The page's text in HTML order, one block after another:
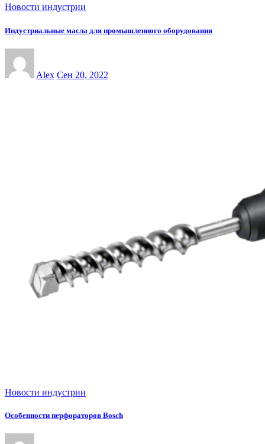
Новости индустрии
Индустриальные масла для промышленного оборудования
Alex Сен 20, 2022
Новости индустрии
Особенности перфораторов Bosch